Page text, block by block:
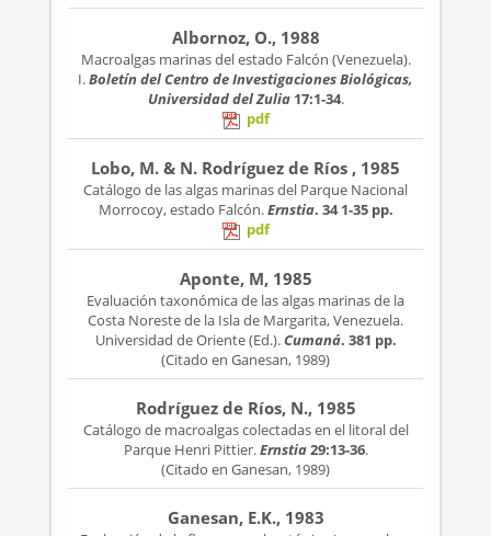
Albornoz, O., 1988
Macroalgas marinas del estado Falcón (Venezuela).
I.Boletín del Centro de Investigaciones Biológicas,
Universidad del Zulia17:1-34.
pdf
Lobo, M. & N. Rodríguez de Ríos , 1985
Catálogo de las algas marinas del Parque Nacional
Morrocoy, estado Falcón.Ernstia. 341-35 pp.
pdf
Aponte, M, 1985
Evaluación taxonómica de las algas marinas de la
Costa Noreste de la Isla de Margarita, Venezuela.
Universidad de Oriente (Ed.).Cumaná. 381 pp.
(Citado en Ganesan, 1989)
Rodríguez de Ríos, N., 1985
Catálogo de macroalgas colectadas en el litoral del
Parque Henri Pittier.Ernstia29:13-36.
(Citado en Ganesan, 1989)
Ganesan, E.K., 1983